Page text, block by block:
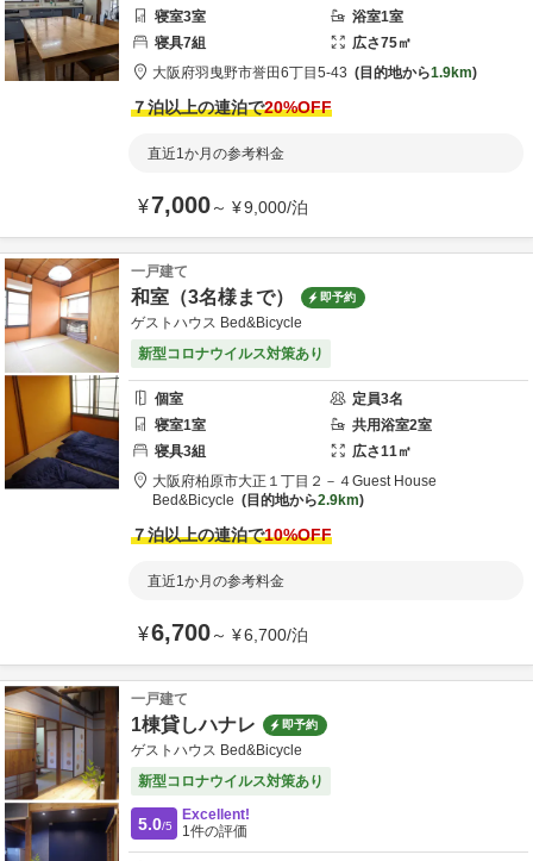
寝室3室 浴室1室
寝具7組 広さ75㎡
大阪府羽曳野市誉田6丁目5-43 目的地から1.9km
７泊以上の連泊で20%OFF
直近1か月の参考料金
¥7,000～ ¥9,000/泊
一戸建て
和室（3名様まで） 即予約
ゲストハウス Bed&Bicycle
新型コロナウイルス対策あり
個室 定員3名
寝室1室 共用浴室2室
寝具3組 広さ11㎡
大阪府柏原市大正１丁目２－４Guest House
Bed&Bicycle
目的地から2.9km
７泊以上の連泊で10%OFF
直近1か月の参考料金
¥6,700～ ¥6,700/泊
一戸建て
1棟貸しハナレ 即予約
ゲストハウス Bed&Bicycle
新型コロナウイルス対策あり
5.0/5
Excellent!
1件の評価